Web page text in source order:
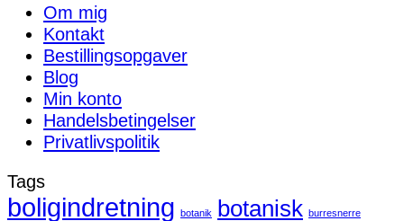
Om mig
Kontakt
Bestillingsopgaver
Blog
Min konto
Handelsbetingelser
Privatlivspolitik
Tags
boligindretning botanik botanisk burresnerre